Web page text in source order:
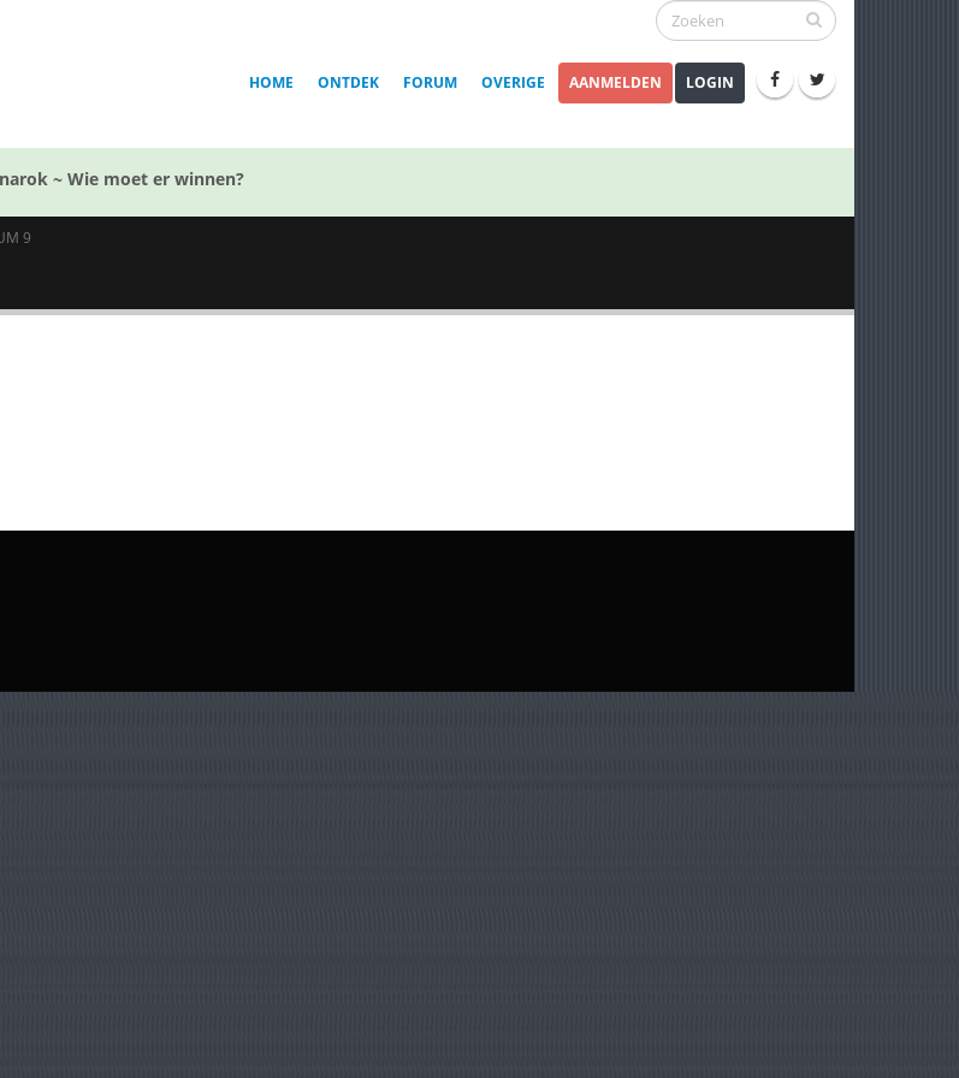
HOME ONTDEK FORUM OVERIGE AANMELDEN LOGIN
~ Wie moet er winnen?
9